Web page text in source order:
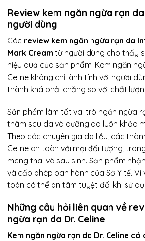
Review kem ngăn ngừa rạn da
người dùng
Các review kem ngăn ngừa rạn da
Mark Cream từ người dùng cho thấy
hiệu quả của sản phẩm. Kem ngăn
Celine không chỉ lành tính với người
thành khá phải chăng so với chất
Sản phẩm làm tốt vai trò ngăn ngừa
thâm sau da và dưỡng da luôn khỏe
Theo các chuyên gia da liễu, các
Celine an toàn với mọi đối tượng,
mang thai và sau sinh. Sản phẩm
và cấp phép ban hành của Sở Y tế. Vì
toàn có thể an tâm tuyệt đối khi sử
Những câu hỏi liên quan về
ngừa rạn da Dr. Celine
Kem ngăn ngừa rạn da Dr. Celine có